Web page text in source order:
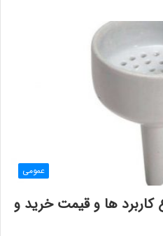
عمومی
ها و قیمت خرید و